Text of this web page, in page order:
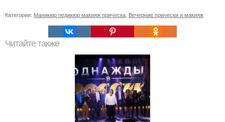
Категории: Маникюр педикюр макияж прическа Вечерние прически и макияж
Читайте также